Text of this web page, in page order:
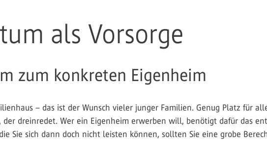
als Vorsorge
zum konkreten Eigenheim
– das ist der Wunsch vieler junger Familien. Genug Platz für
dreinredet. Wer ein Eigenheim erwerben will, benötigt dafür das
Sie sich dann doch nicht leisten können, sollten Sie eine grobe